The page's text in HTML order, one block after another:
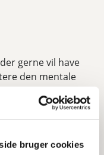
bruger cookies
gerne vil have
den mentale